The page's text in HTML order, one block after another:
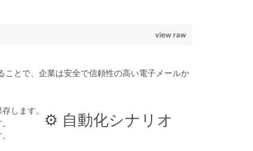
view raw
とで、企業は安全で信頼性の高い電子メールか
します。
⚙️ 自動化シナリオ